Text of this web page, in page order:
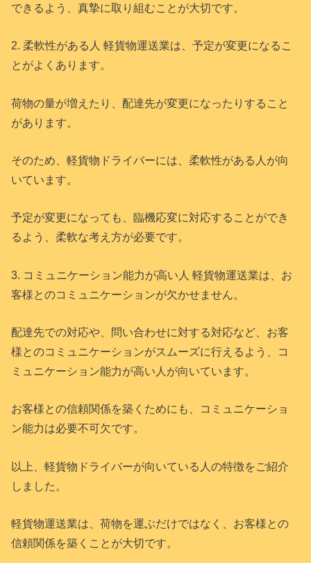
できるよう、真摯に取り組むことが大切です。
2. 柔軟性がある人 軽貨物運送業は、予定が変更になるこ
とがよくあります。
荷物の量が増えたり、配達先が変更になったりすること
があります。
そのため、軽貨物ドライバーには、柔軟性がある人が向
いています。
予定が変更になっても、臨機応変に対応することができ
るよう、柔軟な考え方が必要です。
3. コミュニケーション能力が高い人 軽貨物運送業は、お
客様とのコミュニケーションが欠かせません。
配達先での対応や、問い合わせに対する対応など、お客
様とのコミュニケーションがスムーズに行えるよう、コ
ミュニケーション能力が高い人が向いています。
お客様との信頼関係を築くためにも、コミュニケーショ
ン能力は必要不可欠です。
以上、軽貨物ドライバーが向いている人の特徴をご紹介
しました。
軽貨物運送業は、荷物を運ぶだけではなく、お客様との
信頼関係を築くことが大切です。